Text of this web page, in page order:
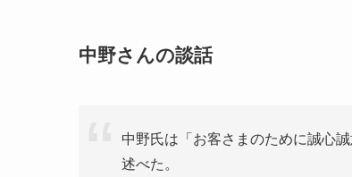
中野さんの談話
中野氏は「お客さまのために誠心
述べた。